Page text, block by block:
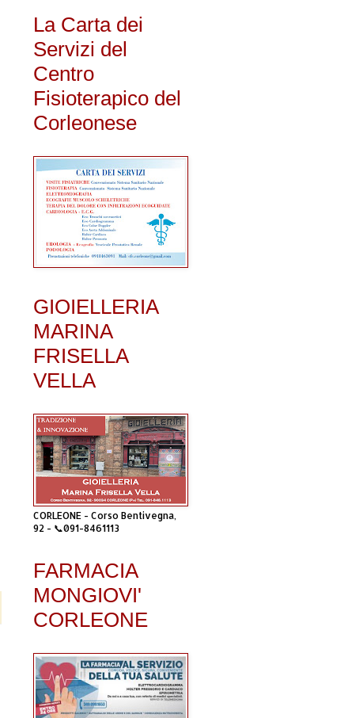
La Carta dei
Servizi del
Centro
Fisioterapico del
Corleonese
GIOIELLERIA
MARINA
FRISELLA
VELLA
CORLEONE - Corso Bentivegna,
92 - 📞091-8461113
FARMACIA
MONGIOVI'
CORLEONE